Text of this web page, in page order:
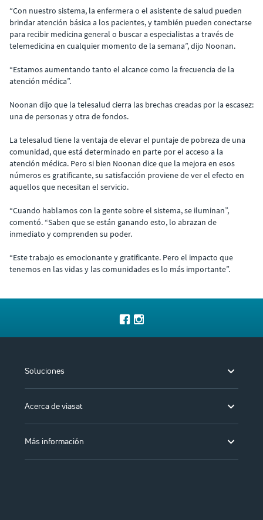
“Con nuestro sistema, la enfermera o el asistente de salud pueden
brindar atención básica a los pacientes, y también pueden conectarse
para recibir medicina general o buscar a especialistas a través de
telemedicina en cualquier momento de la semana”, dijo Noonan.
“Estamos aumentando tanto el alcance como la frecuencia de la
atención médica”.
Noonan dijo que la telesalud cierra las brechas creadas por la escasez:
una de personas y otra de fondos.
La telesalud tiene la ventaja de elevar el puntaje de pobreza de una
comunidad, que está determinado en parte por el acceso a la
atención médica. Pero si bien Noonan dice que la mejora en esos
números es gratificante, su satisfacción proviene de ver el efecto en
aquellos que necesitan el servicio.
“Cuando hablamos con la gente sobre el sistema, se iluminan”,
comentó. “Saben que se están ganando esto, lo abrazan de
inmediato y comprenden su poder.
“Este trabajo es emocionante y gratificante. Pero el impacto que
tenemos en las vidas y las comunidades es lo más importante”.
Soluciones
Acerca de viasat
Más información